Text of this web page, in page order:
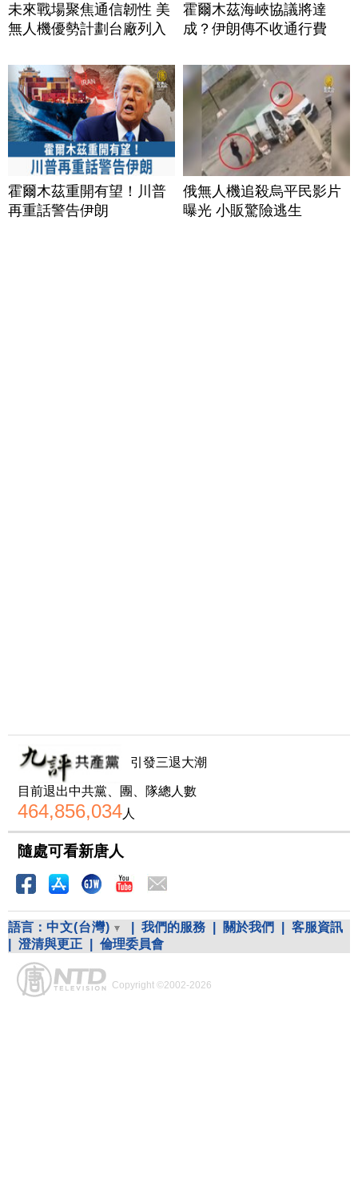
未來戰場聚焦通信韌性 美
無人機優勢計劃台廠列入
霍爾木茲海峽協議將達
成？伊朗傳不收通行費
霍爾木茲重開有望！川普
再重話警告伊朗
俄無人機追殺烏平民影片
曝光 小販驚險逃生
引發三退大潮
目前退出中共黨、團、隊總人數
464,856,034人
隨處可看新唐人
語言： 中文(台灣) 我們的服務 關於我們
客服資訊
澄清與更正 倫理委員會
Copyright ©2002-2026